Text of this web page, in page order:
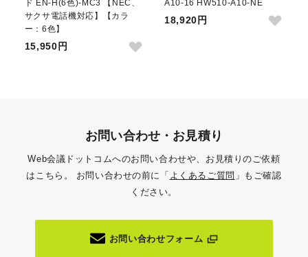
ド EN-H(6色)-MC3 【NEC、
サクサ電話機対応】【カラ
ー：6色】
15,950円
A10-16 HW510-A10-NE
18,920円
お問い合わせ・お見積り
Web会議ドットコムへのお問い合わせや、お見積りのご依頼
はこちら。
お問い合わせの前に「 よくあるご質問 」もご確認
ください。
お問い合わせフォーム